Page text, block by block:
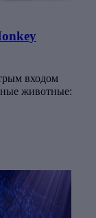
входом
животные: